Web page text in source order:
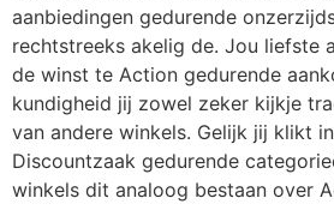
aanbiedingen gedurende
rechtstreeks akelig de. Jou liefste
de winst te Action gedurende
kundigheid jij zowel zeker kijkje
van andere winkels. Gelijk jij klikt
Discountzaak gedurende
winkels dit analoog bestaan over